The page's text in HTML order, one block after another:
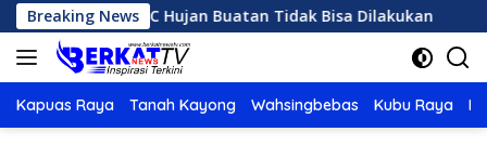
Langsung
ke
konten
Breaking News
Panas, OMC Hujan Buatan Tidak Bisa Dilakukan
Kapuas Raya Tanah Kayong Wahsingbebas Kubu Raya